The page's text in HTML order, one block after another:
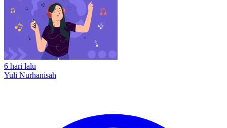
6 hari lalu
Yuli Nurhanisah